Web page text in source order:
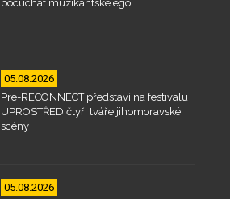
pocuchat muzikantské ego
05.08.2026
Pre-RECONNECT představí na festivalu
UPROSTŘED čtyři tváře jihomoravské
scény
05.08.2026